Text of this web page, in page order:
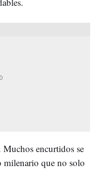
Muchos encurtidos se
milenario que no solo